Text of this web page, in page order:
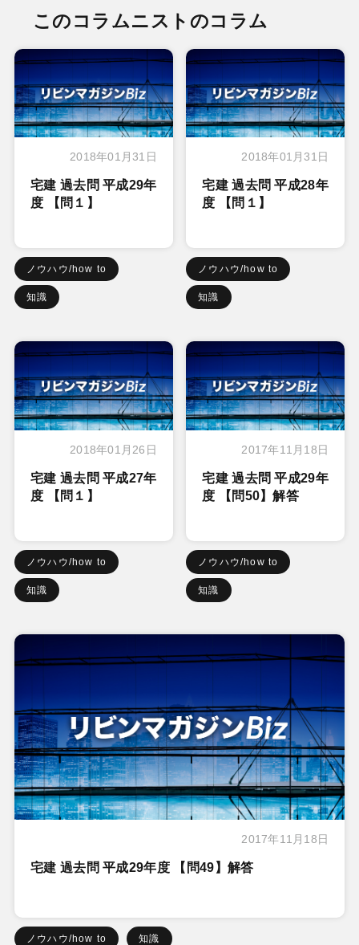
このコラムニストのコラム
2018年01月31日
宅建 過去問 平成29年
度 【問１】
ノウハウ/how to
知識
2018年01月31日
宅建 過去問 平成28年
度 【問１】
ノウハウ/how to
知識
2018年01月26日
宅建 過去問 平成27年
度 【問１】
ノウハウ/how to
知識
2017年11月18日
宅建 過去問 平成29年
度 【問50】解答
ノウハウ/how to
知識
2017年11月18日
宅建 過去問 平成29年度 【問49】解答
ノウハウ/how to 知識